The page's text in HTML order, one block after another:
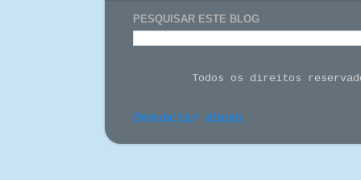
PESQUISAR ESTE BLOG
Todos os direitos
Denunciar abuso